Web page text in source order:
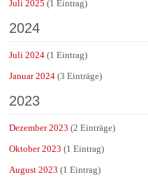
Juli 2025 (1 Eintrag)
2024
Juli 2024 (1 Eintrag)
Januar 2024 (3 Einträge)
2023
Dezember 2023 (2 Einträge)
Oktober 2023 (1 Eintrag)
August 2023 (1 Eintrag)